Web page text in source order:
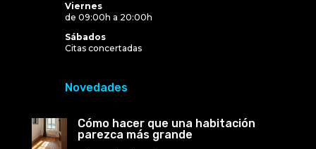
Viernes
de 09:00h a 20:00h
Sábados
Citas concertadas
Novedades
Cómo hacer que una habitación
parezca más grande